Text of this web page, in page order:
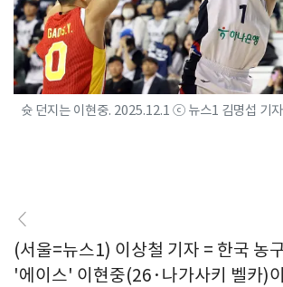
슛 던지는 이현중. 2025.12.1 ⓒ 뉴스1 김명섭 기자
(서울=뉴스1) 이상철 기자 = 한국 농
'에이스' 이현중(26·나가사키 벨카)